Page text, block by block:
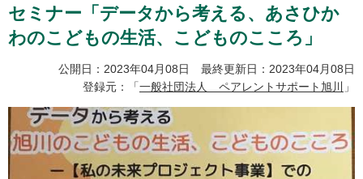
セミナー「データから考える、あさひか
わのこどもの生活、こどものこころ」
公開日：2023年04月08日 最終更新日：2023年04月08日
登録元：「一般社団法人 ペアレントサポート旭川 」